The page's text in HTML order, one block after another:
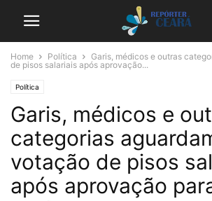
Home Política
Garis, médicos e outras
de pisos salariais após aprovação...
Política
Garis, médicos e
categorias
votação de pisos
após aprovação